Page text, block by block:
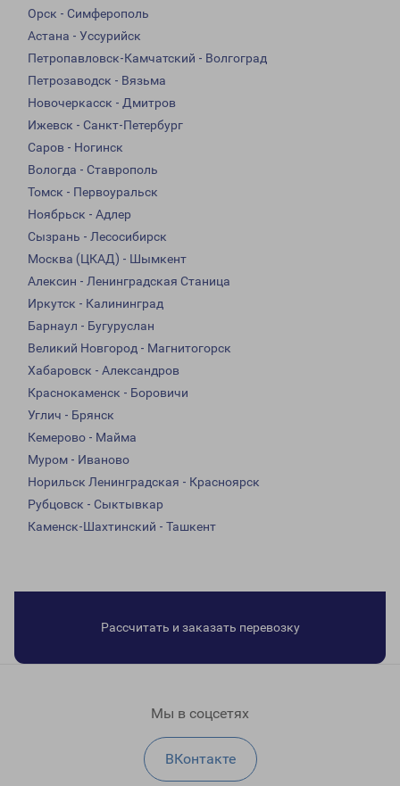
Орск - Симферополь
Астана - Уссурийск
Петропавловск-Камчатский - Волгоград
Петрозаводск - Вязьма
Новочеркасск - Дмитров
Ижевск - Санкт-Петербург
Саров - Ногинск
Вологда - Ставрополь
Томск - Первоуральск
Ноябрьск - Адлер
Сызрань - Лесосибирск
Москва (ЦКАД) - Шымкент
Алексин - Ленинградская Станица
Иркутск - Калининград
Барнаул - Бугуруслан
Великий Новгород - Магнитогорск
Хабаровск - Александров
Краснокаменск - Боровичи
Углич - Брянск
Кемерово - Майма
Муром - Иваново
Норильск Ленинградская - Красноярск
Рубцовск - Сыктывкар
Каменск-Шахтинский - Ташкент
Рассчитать и заказать перевозку
Мы в соцсетях
ВКонтакте